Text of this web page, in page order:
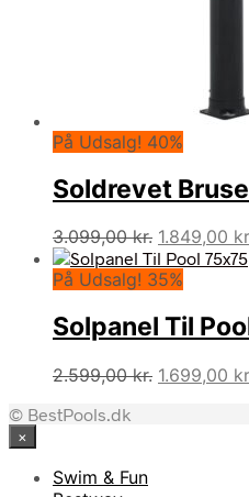
På Udsalg! 40%
Soldrevet
3.099,00kr. Den
oprindelige
pris
3.099,00
1.849,00
På Udsalg! 35%
Solpanel Til
2.599,00kr. Den
1.699,00
© BestPools.dk
×
Swim & Fun